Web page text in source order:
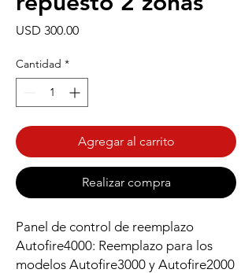
USD 300.00Precio
Cantidad *
Agregar al carrito
Realizar compra
Panel de control de reemplazo
Autofire4000: Reemplazo para los
modelos Autofire3000 y Autofire2000